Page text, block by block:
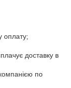
оплату;
доставку в
по